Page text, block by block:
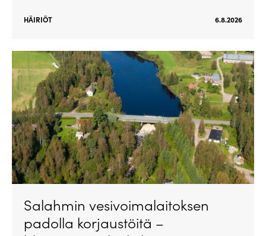
HÄIRIÖT 6.8.2026
Salahmin vesivoimalaitoksen
padolla korjaustöitä –